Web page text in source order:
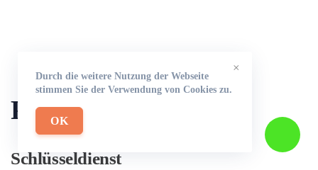
Partner
Schlüsseldienst
×
Durch die weitere Nutzung der Webseite
stimmen Sie der Verwendung von Cookies zu.
OK